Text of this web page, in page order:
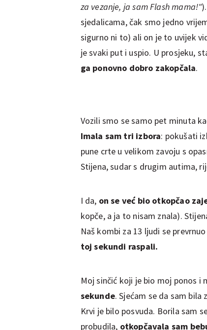
za vezanje, ja sam Flash mama!"
sjedalicama, čak smo jedno
sigurno ni to) ali on je to uvijek
je svaki put i uspio. U prosjeku,
ga ponovno dobro zakopčala.
Vozili smo se samo pet minuta
Imala sam tri izbora: pokušati
pune crte u velikom zavoju s
Stijena, sudar s drugim autima,
I da, on se već bio otkopčao
kopče, a ja to nisam znala).
Naš kombi za 13 ljudi se
toj sekundi raspali.
Moj sinčić koji je bio moj ponos i
sekunde. Sjećam se da sam
Krvi je bilo posvuda. Borila sam
probudila, otkopčavala sam